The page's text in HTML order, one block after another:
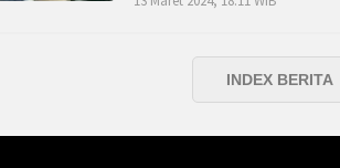
INDEX BERITA